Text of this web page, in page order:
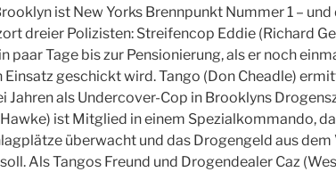
ist New Yorks Brennpunkt Nummer 1 –
dreier Polizisten: Streifencop Eddie (Richard
paar Tage bis zur Pensionierung, als er noch
Einsatz geschickt wird. Tango (Don Cheadle)
Jahren als Undercover-Cop in Brooklyns
ist Mitglied in einem Spezialkommando,
überwacht und das Drogengeld aus dem
Als Tangos Freund und Drogendealer Caz